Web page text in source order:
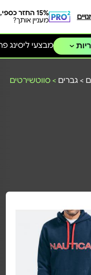
15% החזר כספי,
מעניין אותך?
מבצעי ליסינג
> גברים > סווטשירטים